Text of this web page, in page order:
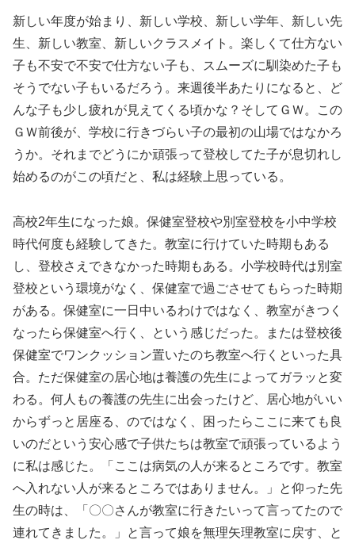
新しい年度が始まり、新しい学校、新しい学年、新しい先
生、新しい教室、新しいクラスメイト。楽しくて仕方ない
子も不安で不安で仕方ない子も、スムーズに馴染めた子も
そうでない子もいるだろう。来週後半あたりになると、ど
んな子も少し疲れが見えてくる頃かな？そしてＧＷ。この
ＧＷ前後が、学校に行きづらい子の最初の山場ではなかろ
うか。それまでどうにか頑張って登校してた子が息切れし
始めるのがこの頃だと、私は経験上思っている。
高校2年生になった娘。保健室登校や別室登校を小中学校
時代何度も経験してきた。教室に行けていた時期もある
し、登校さえできなかった時期もある。小学校時代は別室
登校という環境がなく、保健室で過ごさせてもらった時期
がある。保健室に一日中いるわけではなく、教室がきつく
なったら保健室へ行く、という感じだった。または登校後
保健室でワンクッション置いたのち教室へ行くといった具
合。ただ保健室の居心地は養護の先生によってガラッと変
わる。何人もの養護の先生に出会ったけど、居心地がいい
からずっと居座る、のではなく、困ったらここに来ても良
いのだという安心感で子供たちは教室で頑張っているよう
に私は感じた。「ここは病気の人が来るところです。教室
へ入れない人が来るところではありません。」と仰った先
生の時は、「〇〇さんが教室に行きたいって言ってたので
連れてきました。」と言って娘を無理矢理教室に戻す、と